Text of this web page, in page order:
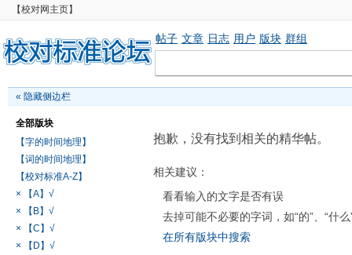
【校对网主页】
帖子 文章 日志 用户 版块 群组
« 隐藏侧边栏
全部版块
【字的时间地理】
【词的时间地理】
【校对标准A-Z】
× 【A】√
× 【B】√
× 【C】√
× 【D】√
抱歉，没有找到相关的精华帖。
相关建议：
看看输入的文字是否有误
去掉可能不必要的字词，如“的”、“什么
在所有版块中搜索